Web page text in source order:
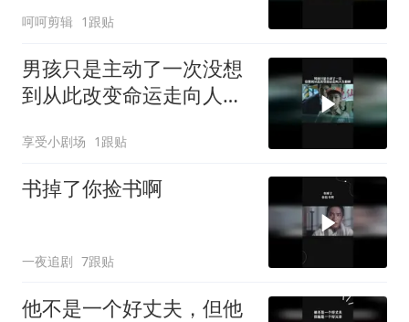
呵呵剪辑 1跟贴
男孩只是主动了一次没想
到从此改变命运走向人生
享受小剧场 1跟贴
书掉了你捡书啊
一夜追剧 7跟贴
他不是一个好丈夫，但他